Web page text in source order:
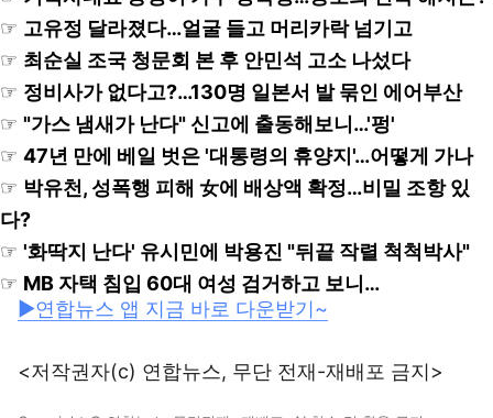
☞ 고유정 달라졌다…얼굴 들고 머리카락 넘기고
☞ 최순실 조국 청문회 본 후 안민석 고소 나섰다
☞ 정비사가 없다고?…130명 일본서 발 묶인 에어부산
☞ "가스 냄새가 난다" 신고에 출동해보니…'펑'
☞ 47년 만에 베일 벗은 '대통령의 휴양지'…어떻게 가나
☞ 박유천, 성폭행 피해 女에 배상액 확정…비밀 조항 있
다?
☞ '화딱지 난다' 유시민에 박용진 "뒤끝 작렬 척척박사"
☞ MB 자택 침입 60대 여성 검거하고 보니…
▶연합뉴스 앱 지금 바로 다운받기~
<저작권자(c) 연합뉴스, 무단 전재-재배포 금지>